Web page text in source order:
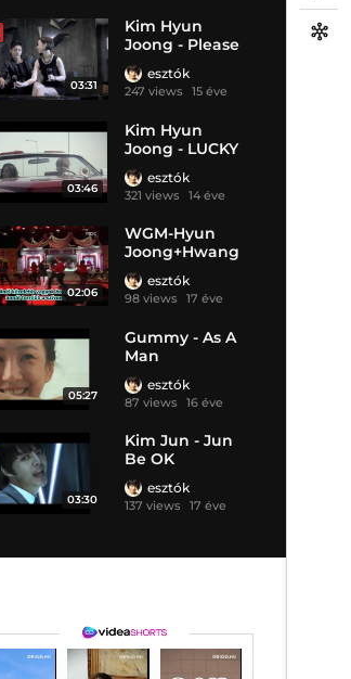
03:31
Kim Hyun
Joong - Please
esztók
247 views 15 éve
03:46
Kim Hyun
Joong - LUCKY
GUY
esztók
321 views 14 éve
02:06
WGM-Hyun
Joong+Hwang
Bo
esztók
98 views 17 éve
05:27
Gummy - As A
Man
esztók
87 views 16 éve
03:30
Kim Jun - Jun
Be OK
esztók
137 views 17 éve